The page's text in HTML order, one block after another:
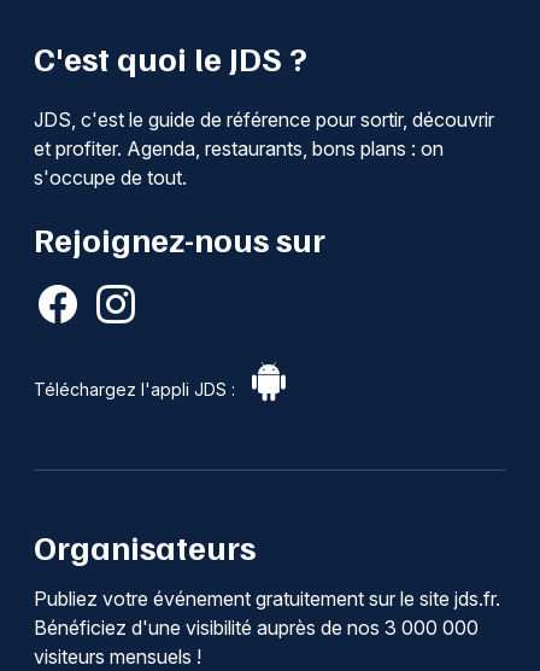
C'est quoi le JDS ?
JDS, c'est le guide de référence pour sortir, découvrir
et profiter. Agenda, restaurants, bons plans : on
s'occupe de tout.
Rejoignez-nous sur
Téléchargez l'appli JDS :
Organisateurs
Publiez votre événement gratuitement sur le site jds.fr.
Bénéficiez d'une visibilité auprès de nos 3 000 000
visiteurs mensuels !